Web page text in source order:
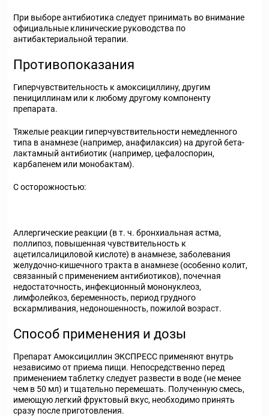
При выборе антибиотика следует принимать во внимание
официальные клинические руководства по
антибактериальной терапии.
Противопоказания
Гиперчувствительность к амоксициллину, другим
пенициллинам или к любому другому компоненту
препарата.
Тяжелые реакции гиперчувствительности немедленного
типа в анамнезе (например, анафилаксия) на другой бета-
лактамный антибиотик (например, цефалоспорин,
карбапенем или монобактам).
С осторожностью:
Аллергические реакции (в т. ч. бронхиальная астма,
поллипоз, повышенная чувствительность к
ацетилсалициловой кислоте) в анамнезе, заболевания
желудочно-кишечного тракта в анамнезе (особенно колит,
связанный с применением антибиотиков), почечная
недостаточность, инфекционный мононуклеоз,
лимфолейкоз, беременность, период грудного
вскармливания, недоношенность, пожилой возраст.
Способ применения и дозы
Препарат Амоксициллин ЭКСПРЕСС применяют внутрь
независимо от приема пищи. Непосредственно перед
применением таблетку следует развести в воде (не менее
чем в 50 мл) и тщательно перемешать. Полученную смесь,
имеющую легкий фруктовый вкус, необходимо принять
сразу после приготовления.